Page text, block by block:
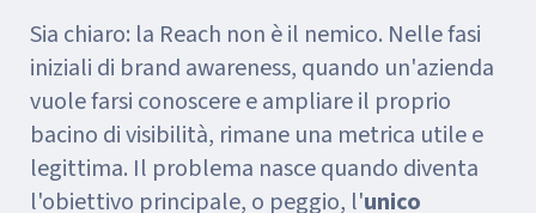
Sia chiaro: la Reach non è il nemico. Nelle fasi
iniziali di brand awareness, quando un'azienda
vuole farsi conoscere e ampliare il proprio
bacino di visibilità, rimane una metrica utile e
legittima. Il problema nasce quando diventa
l'obiettivo principale, o peggio, l'unico